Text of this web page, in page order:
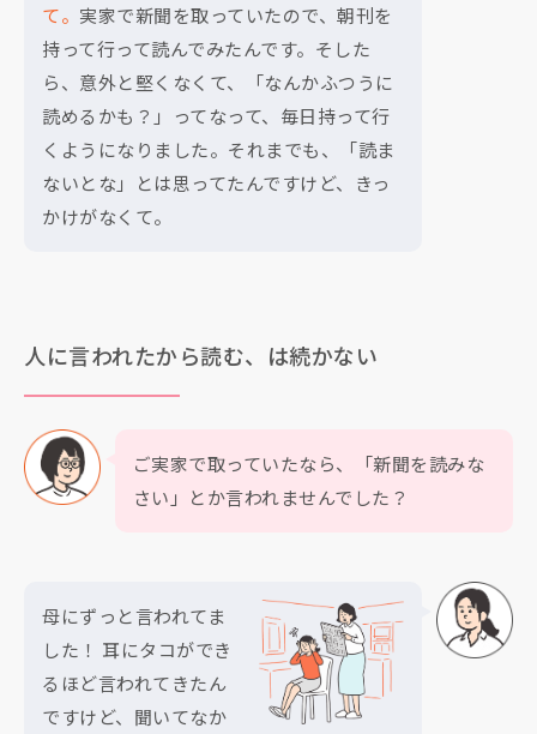
て。 実家で新聞を取っていたので、朝刊を
持って行って読んでみたんです。そした
ら、意外と堅くなくて、「なんかふつうに
読めるかも？」ってなって、毎日持って行
くようになりました。それまでも、「読ま
ないとな」とは思ってたんですけど、きっ
かけがなくて。
人に言われたから読む、は続かない
ご実家で取っていたなら、「新聞を読みな
さい」とか言われませんでした？
母にずっと言われてま
した！ 耳にタコができ
るほど言われてきたん
ですけど、聞いてなか